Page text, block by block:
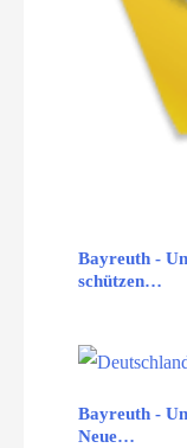
Bayreuth -
schützen…
Bayreuth -
Neue…